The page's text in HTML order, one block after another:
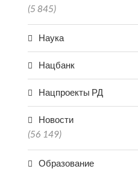
(5 845)
Наука
Нацбанк
Нацпроекты РД
Новости
(56 149)
Образование